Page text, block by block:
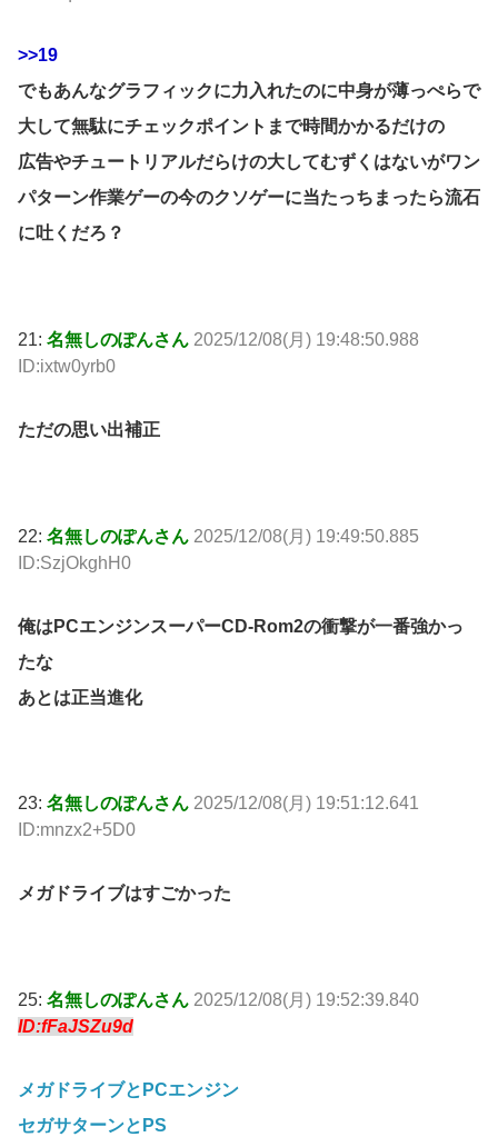
>>19
でもあんなグラフィックに力入れたのに中身が薄っぺらで
大して無駄にチェックポイントまで時間かかるだけの
広告やチュートリアルだらけの大してむずくはないがワン
パターン作業ゲーの今のクソゲーに当たっちまったら流石
に吐くだろ？
21: 名無しのぽんさん 2025/12/08(月) 19:48:50.988
ID:ixtw0yrb0
ただの思い出補正
22: 名無しのぽんさん 2025/12/08(月) 19:49:50.885
ID:SzjOkghH0
俺はPCエンジンスーパーCD-Rom2の衝撃が一番強かっ
たな
あとは正当進化
23: 名無しのぽんさん 2025/12/08(月) 19:51:12.641
ID:mnzx2+5D0
メガドライブはすごかった
25: 名無しのぽんさん 2025/12/08(月) 19:52:39.840
ID:fFaJSZu9d
メガドライブとPCエンジン
セガサターンとPS